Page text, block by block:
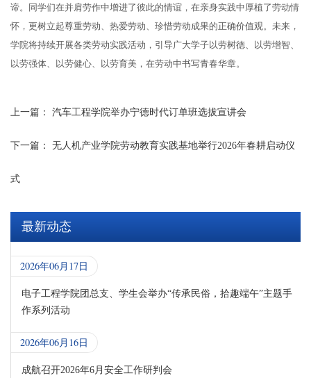
谛。同学们在并肩劳作中增进了彼此的情谊，在亲身实践中厚植了劳动情
怀，更树立起尊重劳动、热爱劳动、珍惜劳动成果的正确价值观。未来，
学院将持续开展各类劳动实践活动，引导广大学子以劳树德、以劳增智、
以劳强体、以劳健心、以劳育美，在劳动中书写青春华章。
上一篇： 汽车工程学院举办宁德时代订单班选拔宣讲会
下一篇： 无人机产业学院劳动教育实践基地举行2026年春耕启动仪
式
最新动态
2026年06月17日
电子工程学院团总支、学生会举办“传承民俗，拾趣端午”主题手
作系列活动
2026年06月16日
成航召开2026年6月安全工作研判会